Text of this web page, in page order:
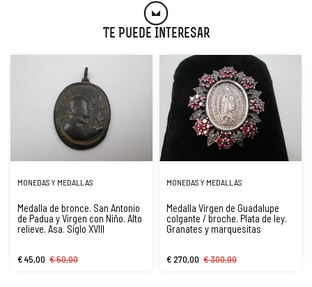
Te Puede Interesar
MONEDAS Y MEDALLAS
Medalla de bronce. San Antonio
de Padua y Virgen con Niño. Alto
relieve. Asa. Siglo XVIII
€ 45,00 € 50,00
MONEDAS Y MEDALLAS
Medalla Virgen de Guadalupe
colgante / broche. Plata de ley.
Granates y marquesitas
€ 270,00 € 300,00